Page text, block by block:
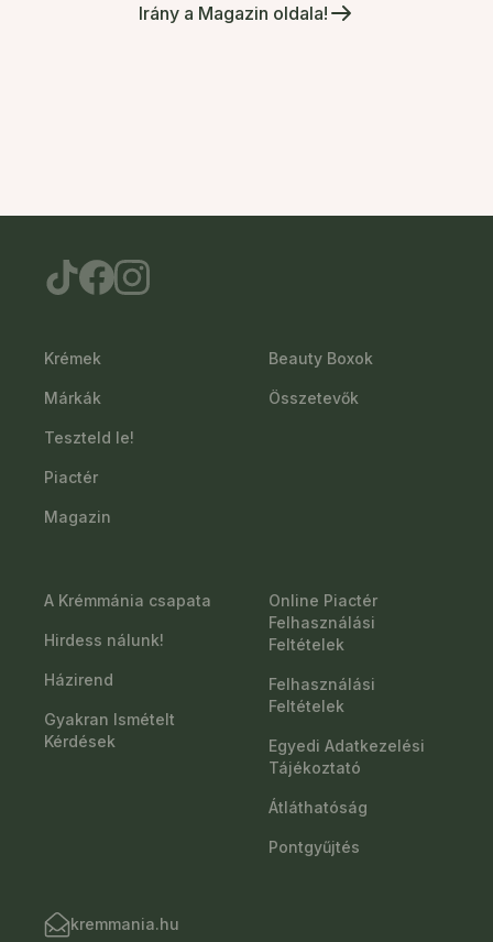
Irány a Magazin oldala!
Krémek
Márkák
Teszteld le!
Piactér
Magazin
Beauty Boxok
Összetevők
A Krémmánia csapata
Hirdess nálunk!
Házirend
Gyakran Ismételt
Kérdések
Online Piactér
Felhasználási
Feltételek
Felhasználási
Feltételek
Egyedi Adatkezelési
Tájékoztató
Átláthatóság
Pontgyűjtés
kremmania.hu